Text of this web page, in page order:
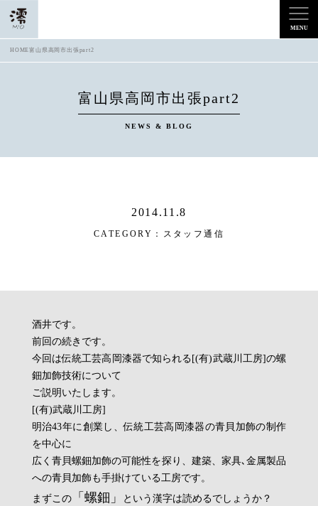
HOME富山県高岡市出張part2
富山県高岡市出張part2
NEWS & BLOG
2014.11.8
CATEGORY： スタッフ通信
酒井です。
前回の続きです。
今回は伝統工芸高岡漆器で知られる[(有)武蔵川工房]の螺
鈿加飾技術について
ご説明いたします。
[(有)武蔵川工房]
明治43年に創業し、伝統工芸高岡漆器の青貝加飾の制作
を中心に
広く青貝螺鈿加飾の可能性を探り、建築、家具､金属製品
への青貝加飾も手掛けている工房です。
まずこの「螺鈿」 という漢字は読めるでしょうか？